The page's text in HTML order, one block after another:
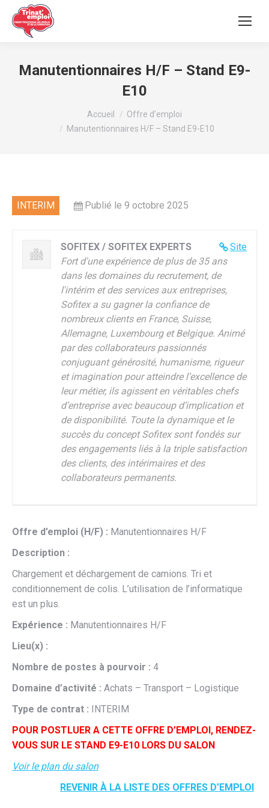
Manutentionnaires H/F – Stand E9-
E10
Accueil
Offre d’emploi
Manutentionnaires H/F – Stand E9-E10
INTERIM Publié le 9 octobre 2025
Site
SOFITEX / SOFITEX EXPERTS
Fort d'une expérience de plus de 35 ans
dans les domaines du recrutement, de
l'intérim et des services aux entreprises,
Sofitex a su gagner la confiance de
nombreux clients en France, Suisse,
Allemagne, Luxembourg et Belgique. Animé
par des collaborateurs passionnés
conjuguant générosité, humanisme, rigueur
et imagination pour atteindre l’excellence de
leur métier, ils agissent en véritables chefs
d’entreprise avec beaucoup d’implication et
de disponibilité. Toute la dynamique et le
succès du concept Sofitex sont fondés sur
des engagements liés à la triple satisfaction
des clients, des intérimaires et des
collaborateurs permanents.
Offre d’emploi (H/F) : Manutentionnaires H/F
Description :
Chargement et déchargement de camions. Tri et
conditionnement de colis. L’utilisation de l’informatique
est un plus.
Expérience : Manutentionnaires H/F
Lieu(x) :
Nombre de postes à pourvoir : 4
Domaine d’activité : Achats – Transport – Logistique
Type de contrat : INTERIM
POUR POSTLUER A CETTE OFFRE D’EMPLOI, RENDEZ-
VOUS SUR LE STAND E9-E10 LORS DU SALON
Voir le plan du salon
REVENIR À LA LISTE DES OFFRES D’EMPLOI